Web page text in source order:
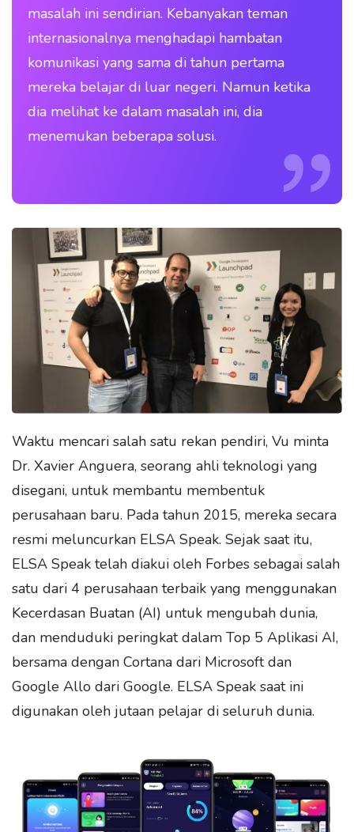
masalah ini sendirian. Kebanyakan teman
internasionalnya menghadapi hambatan
komunikasi yang sama di tahun pertama
mereka belajar di luar negeri. Namun ketika
dia melihat ke dalam masalah ini, dia
menemukan beberapa solusi.
Waktu mencari salah satu rekan pendiri, Vu minta
Dr. Xavier Anguera, seorang ahli teknologi yang
disegani, untuk membantu membentuk
perusahaan baru. Pada tahun 2015, mereka secara
resmi meluncurkan ELSA Speak. Sejak saat itu,
ELSA Speak telah diakui oleh Forbes sebagai salah
satu dari 4 perusahaan terbaik yang menggunakan
Kecerdasan Buatan (AI) untuk mengubah dunia,
dan menduduki peringkat dalam Top 5 Aplikasi AI,
bersama dengan Cortana dari Microsoft dan
Google Allo dari Google. ELSA Speak saat ini
digunakan oleh jutaan pelajar di seluruh dunia.